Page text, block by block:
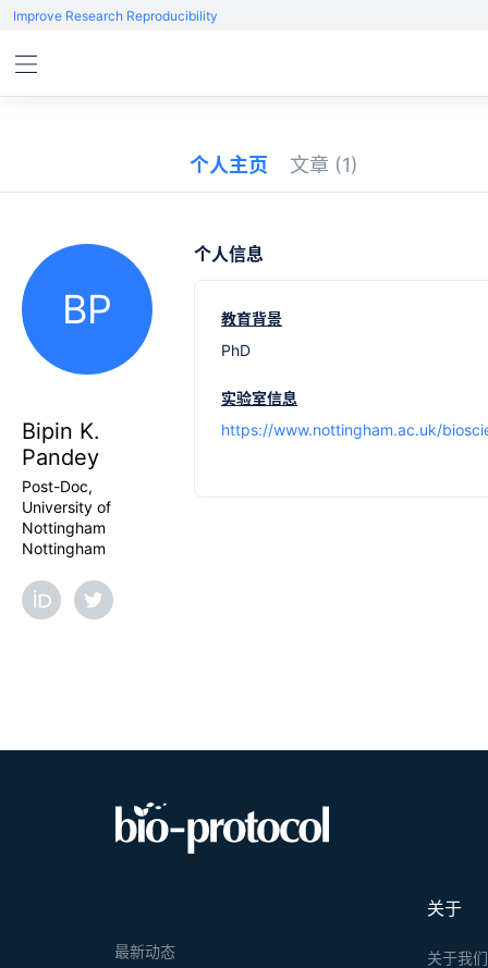
Improve Research Reproducibility
个人主页 文章 (1)
BP
Bipin K.
Pandey
Post-Doc,
University of
Nottingham
Nottingham
个人信息
教育背景
PhD
实验室信息
https://www.nottingham.ac.uk/
关于
关于我们
最新动态